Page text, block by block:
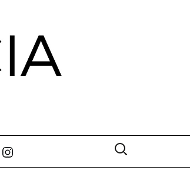
Buscar: